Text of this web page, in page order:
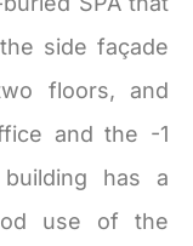
side façade
floors, and
and the -1
has a
use of the